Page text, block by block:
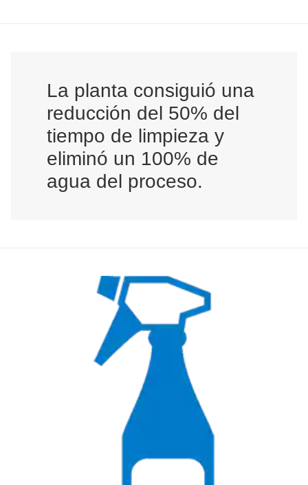
La planta consiguió una
reducción del 50% del
tiempo de limpieza y
eliminó un 100% de
agua del proceso.